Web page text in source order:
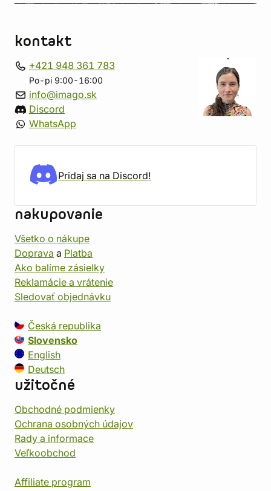
kontakt
+421 948 361 783
Po-pi 9:00-16:00
info@imago.sk
Discord
WhatsApp
Pridaj sa na Discord!
nakupovanie
Všetko o nákupe
Doprava a Platba
Ako balíme zásielky
Reklamácie a vrátenie
Sledovať objednávku
Česká republika
Slovensko
English
Deutsch
užitočné
Obchodné podmienky
Ochrana osobných údajov
Rady a informace
Veľkoobchod
Affiliate program